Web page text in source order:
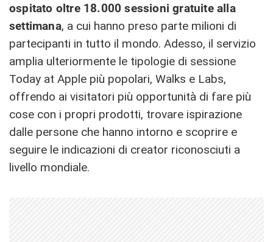
ospitato oltre 18.000 sessioni gratuite alla
settimana, a cui hanno preso parte milioni di
partecipanti in tutto il mondo. Adesso, il servizio
amplia ulteriormente le tipologie di sessione
Today at Apple più popolari, Walks e Labs,
offrendo ai visitatori più opportunità di fare più
cose con i propri prodotti, trovare ispirazione
dalle persone che hanno intorno e scoprire e
seguire le indicazioni di creator riconosciuti a
livello mondiale.